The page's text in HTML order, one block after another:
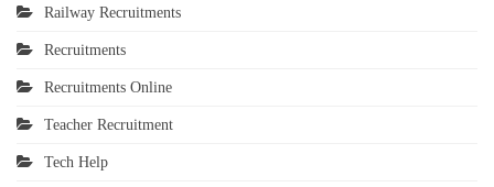
Railway Recruitments
Recruitments
Recruitments Online
Teacher Recruitment
Tech Help